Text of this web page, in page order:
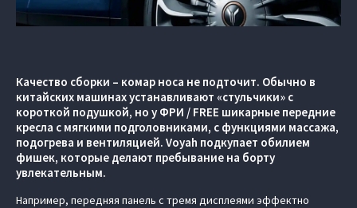
Качество сборки – комар носа не подточит. Обычно в
китайских машинах устанавливают «стульчики» с
короткой подушкой, но у ФРИ / FREE шикарные передние
кресла с мягкими подголовниками, с функциями массажа,
подогрева и вентиляцией. Voyah подкупает обилием
фишек, которые делают пребывание на борту
увлекательным.
Например, передняя панель с тремя дисплеями эффектно